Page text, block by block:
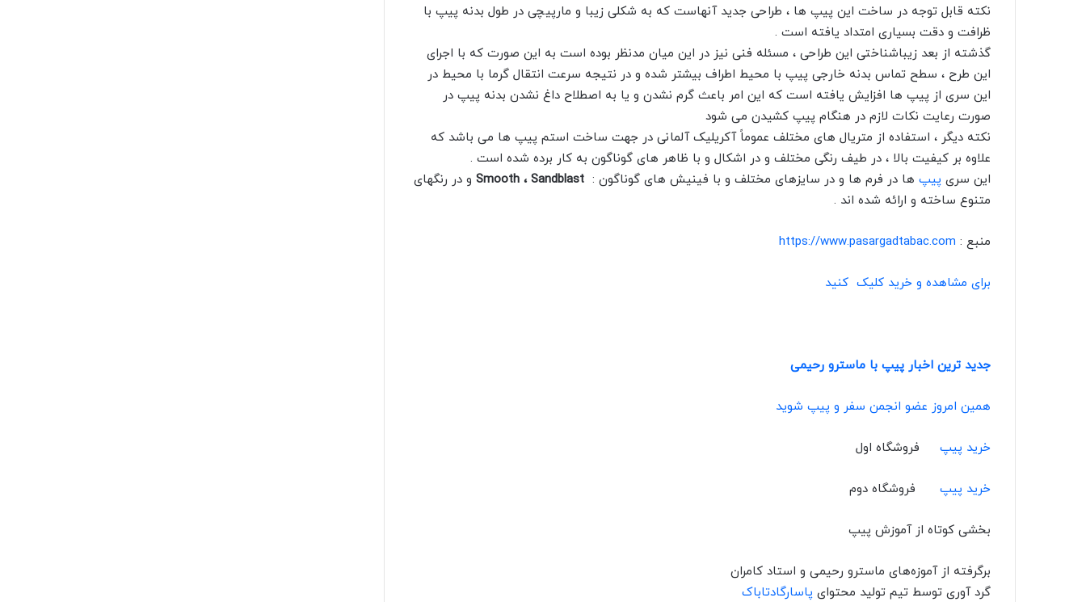
نکته قابل توجه در ساخت این پیپ ها ، طراحی جدید آنهاست که به شکلی زیبا و مارپیچی در طول بدنه پیپ با
ظرافت و دقت بسیاری امتداد یافته است .
گذشته از بعد زیباشناختی این طراحی ، مسئله فنی نیز در این میان مدنظر بوده است به این صورت که با اجرای
این طرح ، سطح تماس بدنه خارجی پیپ با محیط اطراف بیشتر شده و در نتیجه سرعت انتقال گرما با محیط در
این سری از پیپ ها افزایش یافته است که این امر باعث گرم نشدن و یا به اصطلاح داغ نشدن بدنه پیپ در
صورت رعایت نکات لازم در هنگام پیپ کشیدن می شود
نکته دیگر ، استفاده از متریال های مختلف عموماً آکریلیک آلمانی در جهت ساخت استم پیپ ها می باشد که
علاوه بر کیفیت بالا ، در طیف رنگی مختلف و در اشکال و با ظاهر های گوناگون به کار برده شده است .
این سری پیپ ها در فرم ها و در سایزهای مختلف و با فینیش های گوناگون : Smooth ،Sandblast
و در رنگهای
متنوع ساخته و ارائه شده اند .
منبع : https://www.pasargadtabac.com
برای مشاهده و خرید کلیک کنید
جدید ترین اخبار پیپ با ماسترو رحیمی
همین امروز عضو انجمن سفر و پیپ شوید
خرید پیپ فروشگاه اول
خرید پیپ فروشگاه دوم
بخشی کوتاه از آموزش پیپ
برگرفته از آموزه‌های ماسترو رحیمی و استاد کامران
گرد آوری توسط تیم تولید محتوای پاسارگادتاباک